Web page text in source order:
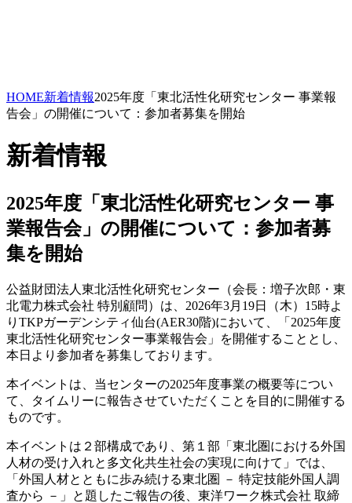
HOME新着情報2025年度「東北活性化研究センター 事業報
告会」の開催について：参加者募集を開始
新着情報
2025年度「東北活性化研究センター 事
業報告会」の開催について：参加者募
集を開始
公益財団法人東北活性化研究センター（会長：増子次郎・東
北電力株式会社 特別顧問）は、2026年3月19日（木）15時よ
りTKPガーデンシティ仙台(AER30階)において、「2025年度
東北活性化研究センター事業報告会」を開催することとし、
本日より参加者を募集しております。
本イベントは、当センターの2025年度事業の概要等につい
て、タイムリーに報告させていただくことを目的に開催する
ものです。
本イベントは２部構成であり、第１部「東北圏における外国
人材の受け入れと多文化共生社会の実現に向けて」では、
「外国人材とともに歩み続ける東北圏 － 特定技能外国人調
査から －」と題したご報告の後、東洋ワーク株式会社 取締